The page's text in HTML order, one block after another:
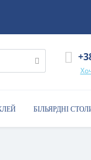
БІЛЬЯРДНІ